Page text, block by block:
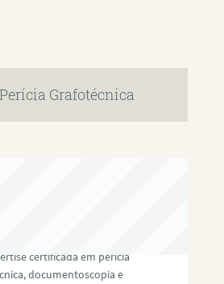
Grafotécnica
certificada em perícia
documentoscopia e